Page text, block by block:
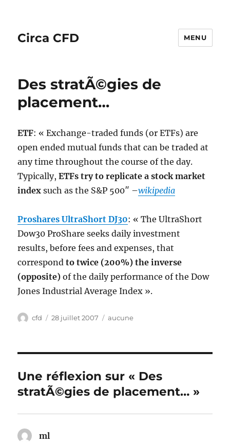
Circa CFD MENU
Des stratÃ©gies de
placement…
ETF: « Exchange-traded funds (or ETFs) are
open ended mutual funds that can be traded at
any time throughout the course of the day.
Typically,ETFs try to replicate a stock market
index such as the S&P 500″ –wikipedia
Proshares UltraShort DJ30: « The UltraShort
Dow30 ProShare seeks daily investment
results, before fees and expenses, that
correspondto twice (200%) the inverse
(opposite) of the daily performance of the Dow
Jones Industrial Average Index ».
Auteur
cfd
Publié
28 juillet 2007 Catégories
aucune
Une réflexion sur « Des
stratÃ©gies de placement… »
ml